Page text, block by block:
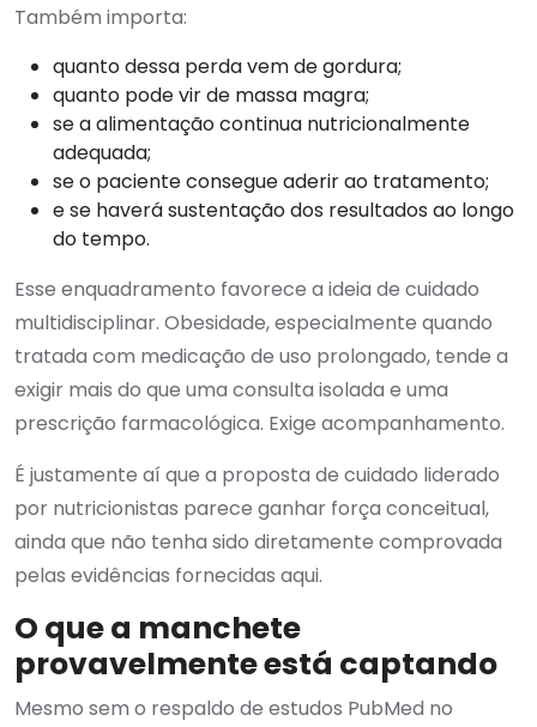
Também importa:
quanto dessa perda vem de gordura;
quanto pode vir de massa magra;
se a alimentação continua nutricionalmente
adequada;
se o paciente consegue aderir ao tratamento;
e se haverá sustentação dos resultados ao longo
do tempo.
Esse enquadramento favorece a ideia de cuidado
multidisciplinar. Obesidade, especialmente quando
tratada com medicação de uso prolongado, tende a
exigir mais do que uma consulta isolada e uma
prescrição farmacológica. Exige acompanhamento.
É justamente aí que a proposta de cuidado liderado
por nutricionistas parece ganhar força conceitual,
ainda que não tenha sido diretamente comprovada
pelas evidências fornecidas aqui.
O que a manchete
provavelmente está captando
Mesmo sem o respaldo de estudos PubMed no